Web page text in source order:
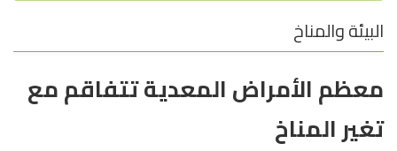
البيئة والمناخ
معظم الأمراض المعدية تتفاقم مع
تغير المناخ